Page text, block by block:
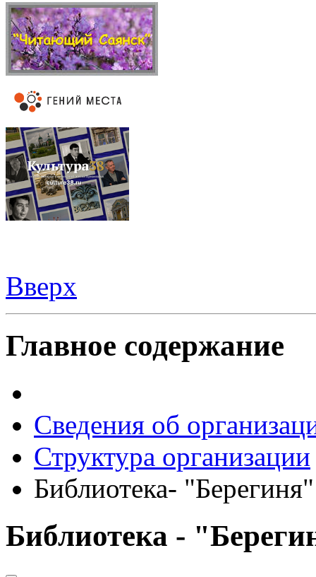
Вверх
Главное содержание
Сведения об
Структура организации
Библиотека- "Берегиня"
Библиотека -